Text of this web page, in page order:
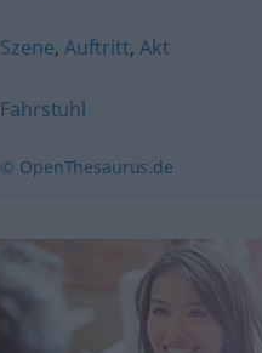
Szene, Auftritt, Akt
Fahrstuhl
© OpenThesaurus.de